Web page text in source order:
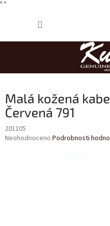
" "
Malá kožená
Červená 791
201105
Průměrné
Neohodnoceno Podrobnosti